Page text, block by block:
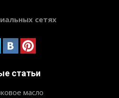
сетях
статьи
масло